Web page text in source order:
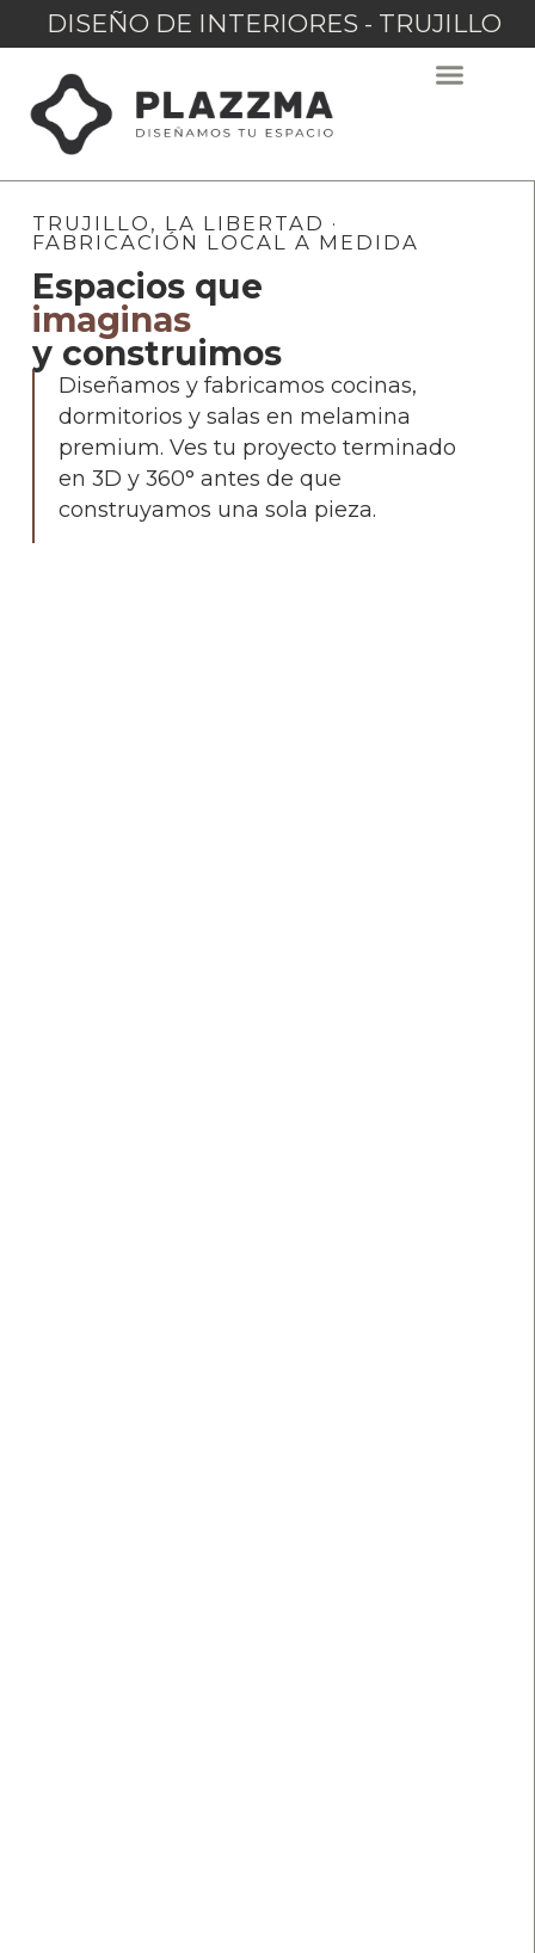
DISEÑO DE INTERIORES - TRUJILLO
TRUJILLO, LA LIBERTAD ·
FABRICACIÓN LOCAL A MEDIDA
Espacios que
imaginas
y construimos
Diseñamos y fabricamos cocinas,
dormitorios y salas en melamina
premium. Ves tu proyecto terminado
en 3D y 360° antes de que
construyamos una sola pieza.